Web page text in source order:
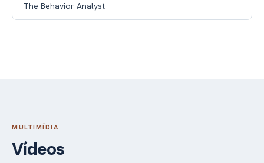
The Behavior Analyst
MULTIMÍDIA
Vídeos